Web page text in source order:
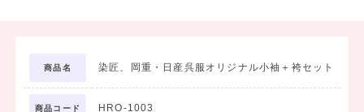
商品名 染匠、岡重・日産呉服オリジナル小袖＋袴セット
商品コード HRO-1003